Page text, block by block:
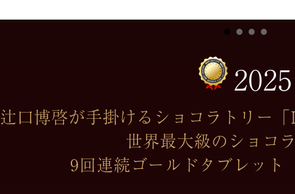
2025
辻口博啓が手掛けるショコラトリー
世界最大級のショコ
9回連続ゴールドタブレット